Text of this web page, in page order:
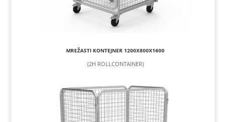
MREŽASTI KONTEJNER 1200X800X1600
(2H ROLLCONTAINER)